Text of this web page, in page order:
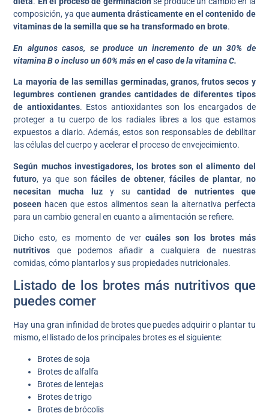
composición, ya queaumenta drásticamente en el contenido de
vitaminas de la semilla que se ha transformado en brote.
En algunos casos, se produce un incremento de un 30% de
vitamina B o incluso un 60% más en el caso de la vitamina C.
La mayoría de las semillas germinadas, granos, frutos secos y
legumbres contienen grandes cantidades de diferentes tipos
de antioxidantes. Estos antioxidantes son los encargados de
proteger a tu cuerpo de los radiales libres a los que estamos
expuestos a diario. Además, estos son responsables de debilitar
las células del cuerpo y acelerar el proceso de envejecimiento.
Según muchos investigadores, los brotes son el alimento del
futuro, ya que sonfáciles de obtener,fáciles de plantar, no
necesitan mucha luzy sucantidad de nutrientes que
poseen hacen que estos alimentos sean la alternativa perfecta
para un cambio general en cuanto a alimentación se refiere.
Dicho esto, es momento de vercuáles son los brotes más
nutritivos que podemos añadir a cualquiera de nuestras
comidas, cómo plantarlos y sus propiedades nutricionales.
Listado de los brotes más nutritivos que
puedes comer
Hay una gran infinidad de brotes que puedes adquirir o plantar tu
mismo, el listado de los principales brotes es el siguiente:
Brotes de soja
Brotes de alfalfa
Brotes de lentejas
Brotes de trigo
Brotes de brócolis